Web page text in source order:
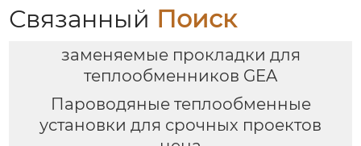
Связанный Поиск
заменяемые прокладки для
теплообменников GEA
Пароводяные теплообменные
установки для срочных проектов